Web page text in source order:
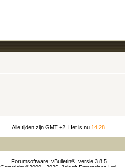
Alle tijden zijn GMT +2. Het is nu 14:28.
Forumsoftware: vBulletin®, versie 3.8.5